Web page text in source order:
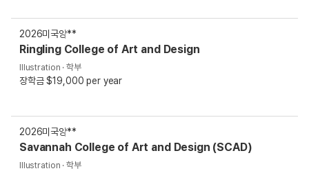
2026미국양**
Ringling College of Art and Design
Illustration · 학부
장학금 $19,000 per year
2026미국양**
Savannah College of Art and Design (SCAD)
Illustration · 학부